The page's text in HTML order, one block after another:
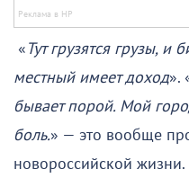
«Тут грузятся грузы, и
местный имеет доход».
бывает порой. Мой
боль.» — это вообще
новороссийской жизни.